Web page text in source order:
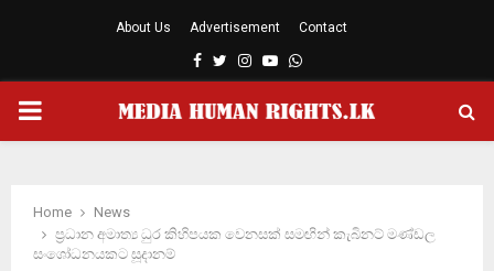
About Us Advertisement Contact
Facebook
TwitterInstagram
YoutubeWhatsapp
PRIMARY
Home
News
ප්‍රධාන අමාත්‍ය ධුර කිහිපයක වෙනසක් සමඟින් කැබිනට් මණ්ඩල
සංශෝධනයකට සූදානම්